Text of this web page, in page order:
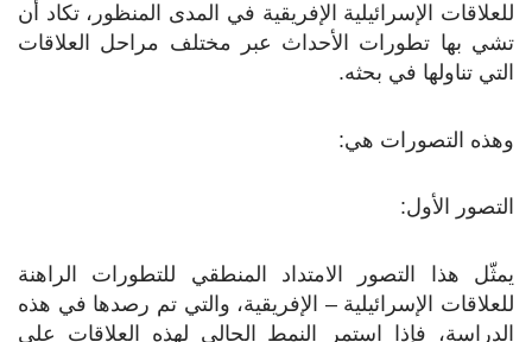
للعلاقات الإسرائيلية الإفريقية في المدى المنظور، تكاد أن
تشي بها تطورات الأحداث عبر مختلف مراحل العلاقات
التي تناولها في بحثه.
وهذه التصورات هي:
التصور الأول:
يمثّل هذا التصور الامتداد المنطقي للتطورات الراهنة
للعلاقات الإسرائيلية – الإفريقية، والتي تم رصدها في هذه
الدراسة، فإذا استمر النمط الحالي لهذه العلاقات على